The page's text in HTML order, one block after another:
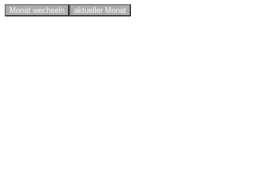
Monat wechseln aktueller Monat